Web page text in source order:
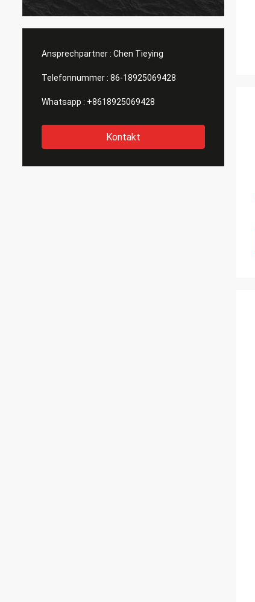
Ansprechpartner : Chen Tieying
Telefonnummer : 86-18925069428
Whatsapp : +8618925069428
Kontakt